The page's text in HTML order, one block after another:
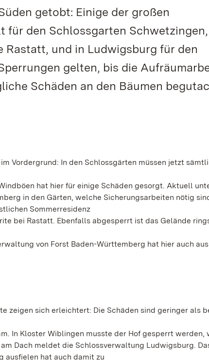
getobt: Einige der großen
für den Schlossgarten
Rastatt, und in Ludwigsburg für den
gelten, bis die
Schäden an den Bäumen
Vordergrund: In den Schlossgärten müssen jetzt
hat hier für einige Schäden gesorgt. Aktuell
in den Gärten, welche Sicherungsarbeiten nötig
Sommerresidenz
bei Rastatt. Ebenfalls abgesperrt ist das Gelände
von Forst Baden-Württemberg hat hier auch aus
zeigen sich erleichtert: Die Schäden sind geringer als
In Kloster Wiblingen musste der Hof gesperrt werden,
Dach meldet die Schlossverwaltung Ludwigsburg.
ausfielen hat auch damit zu